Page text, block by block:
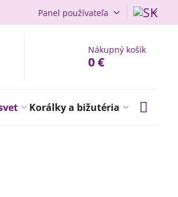
Panel používateľa
Nákupný košík
0 €
Korálky a bižutéria